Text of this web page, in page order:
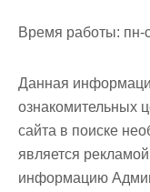
Время работы: пн-
Данная
ознакомительных
сайта в поиске
является
информацию